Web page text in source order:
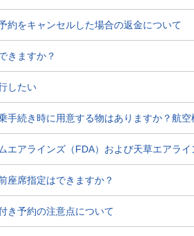
約をキャンセルした場合の返金について
きますか？
したい
手続き時に用意する物はありますか？航
エアラインズ（FDA）および天草エアラ
座席指定はできますか？
き予約の注意点について